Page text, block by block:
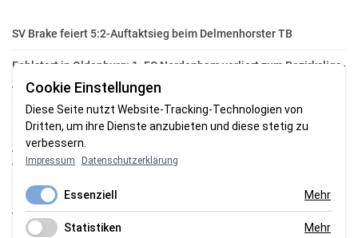
SV Brake feiert 5:2-Auftaktsieg beim Delmenhorster TB
Fehlstart in Oldenburg: 1. FC Nordenham verliert zum Bezirksliga-
Auftakt
Fußball in der Wesermarsch: Die Bilder vom Wochenende
Aufstieg geschafft: HSG-Unterweser-C-Jugend macht sich bereit
für die Oberliga
HSG Unterweser startet mit neuem Torwarttrainer in die
Vorbereitung
Cookie Einstellungen
Diese Seite nutzt Website-Tracking-Technologien von
Dritten, um ihre Dienste anzubieten und diese stetig zu
verbessern.
Impressum Datenschutzerklärung
Essenziell Mehr
Statistiken Mehr